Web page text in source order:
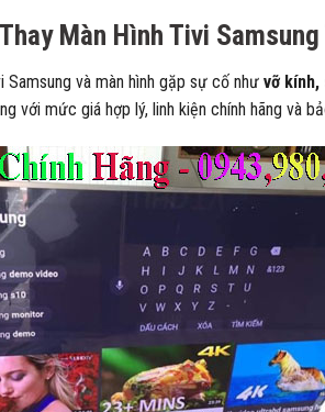
Màn Hình Tivi
Samsung và màn hình gặp sự cố như vỡ kính,
với mức giá hợp lý, linh kiện chính hãng và